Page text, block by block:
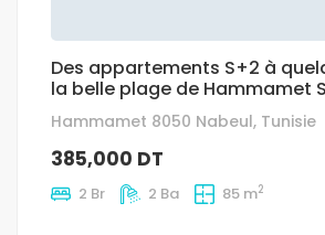
Des appartements S+2 à
la belle plage de Hammamet
Hammamet 8050 Nabeul, Tunisie
385,000 DT
2 Br 2 Ba 85 m2